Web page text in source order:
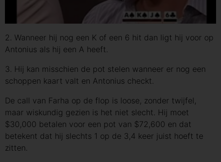
2. Wanneer hij nog een K of een 6 hit dan ligt hij voor op
Antonius als hij een A heeft.
3. Hij kan misschien de pot stelen wanneer er nog een
schoppen kaart valt en Antonius checkt.
De call van Farha op de flop is loose, zonder twijfel,
maar wiskundig gezien is het niet slecht. Hij moet
$30,000 betalen voor een pot van $72,600 en dat
betekent dat hij slechts 1 op de 3,4 keer juist hoeft te
zitten.